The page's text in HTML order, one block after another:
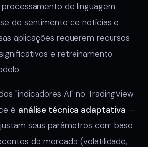
de linguagem
de sentimento de notícias e
aplicações requerem recursos
e retreinamento
"indicadores AI" no TradingView
é análise técnica adaptativa —
seus parâmetros com base
de mercado (volatilidade,